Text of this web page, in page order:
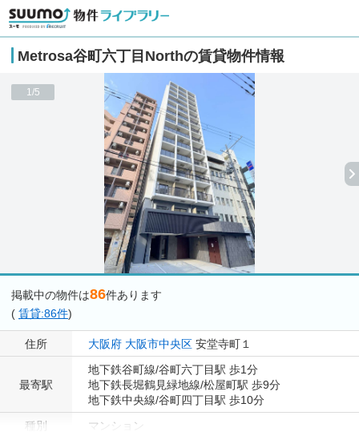
Metrosa谷町六丁目Northの賃貸物件情報
1/5
掲載中の物件は86件あります
( 賃貸:86件)
住所 大阪府 大阪市中央区 安堂寺町１
最寄駅
地下鉄谷町線/谷町六丁目駅 歩1分
地下鉄長堀鶴見緑地線/松屋町駅 歩9分
地下鉄中央線/谷町四丁目駅 歩10分
種別
マンション